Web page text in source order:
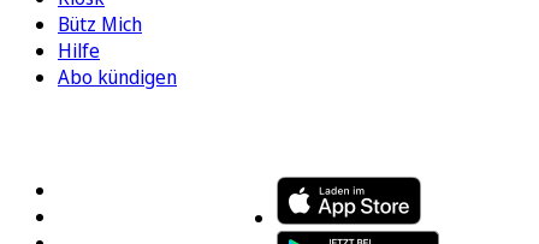
Bütz Mich
Hilfe
Abo kündigen